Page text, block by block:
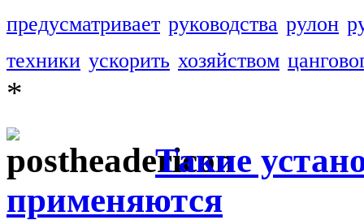
предусматривает руководства рулон
техники ускорить хозяйством
*
Такие
применяются